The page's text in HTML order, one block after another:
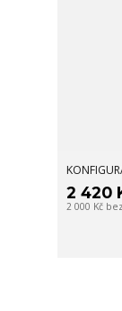
2 420
2 000 Kč